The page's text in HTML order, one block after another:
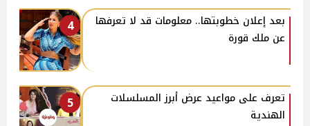
4
بعد إعلان خطوبتها.. معلومات قد لا تعرفها
عن ملك قورة
5
تعرف على مواعيد عرض أبرز المسلسلات
الهندية